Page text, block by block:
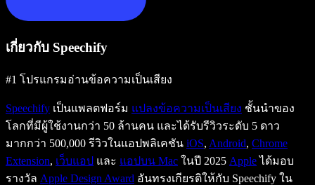
เกี่ยวกับ Speechify
#1 โปรแกรมอ่านข้อความเป็นเสียง
Speechify เป็นแพลตฟอร์ม แปลงข้อความเป็นเสียง ชั้นนำของ
โลกที่มีผู้ใช้งานกว่า 50 ล้านคน และได้รับรีวิวระดับ 5 ดาว
มากกว่า 500,000 รีวิวในแอปพลิเคชัน iOS, Android, Chrome
Extension, เว็บแอป และ แอปบน Mac ในปี 2025 Appleได้มอบ
รางวัล Apple Design Award อันทรงเกียรติให้กับ Speechify ใน